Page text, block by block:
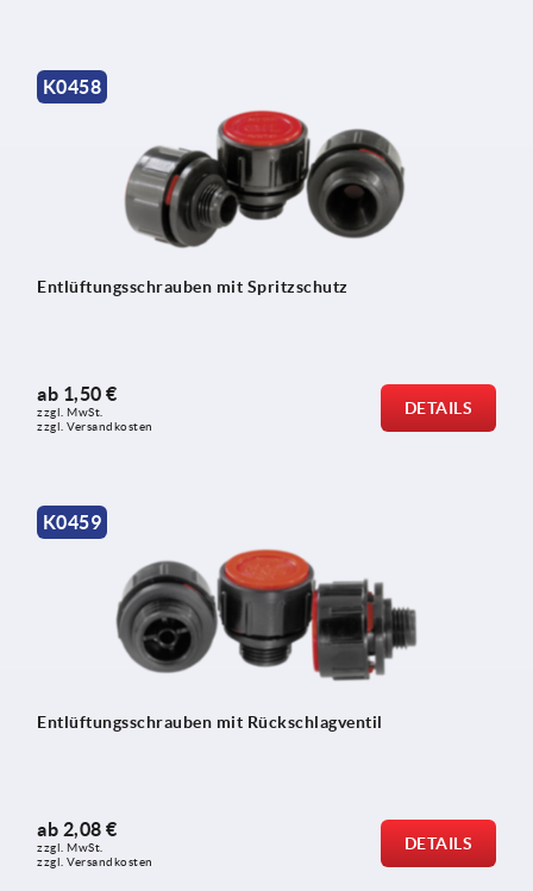
K0458
Entlüftungsschrauben mit Spritzschutz
ab 1,50 €
zzgl. MwSt.
zzgl. Versandkosten
DETAILS
K0459
Entlüftungsschrauben mit Rückschlagventil
ab 2,08 €
zzgl. MwSt.
zzgl. Versandkosten
DETAILS